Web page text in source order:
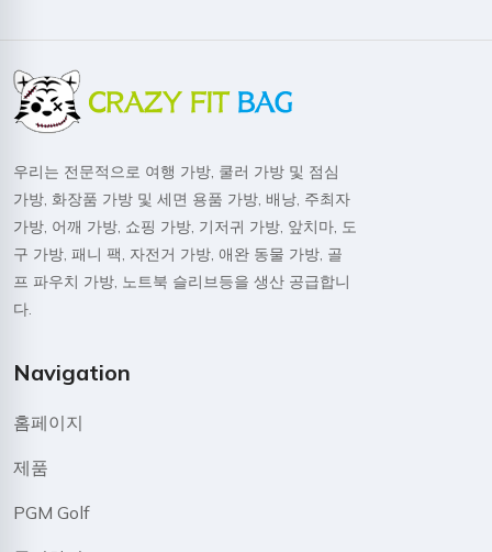
우리는 전문적으로 여행 가방, 쿨러 가방 및 점심
가방, 화장품 가방 및 세면 용품 가방, 배낭, 주최자
가방, 어깨 가방, 쇼핑 가방, 기저귀 가방, 앞치마, 도
구 가방, 패니 팩, 자전거 가방, 애완 동물 가방, 골
프 파우치 가방, 노트북 슬리브등을 생산 공급합니
다.
Navigation
홈페이지
제품
PGM Golf